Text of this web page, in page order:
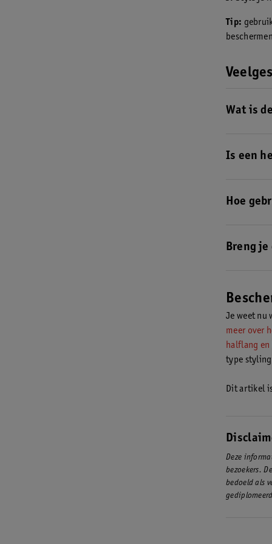
Tip:
Wat is
Is een
Hoe
Breng
Je weet nu
meer over
halflang en
type
Dit artikel
Deze
bezoekers.
bedoeld als